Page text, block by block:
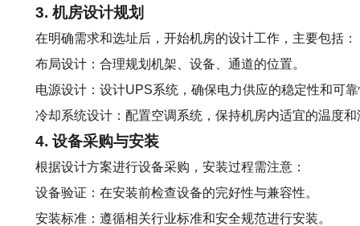
3. 机房设计规划
在明确需求和选址后，开始机房的设计工作，主要包括：
布局设计：合理规划机架、设备、通道的位置。
电源设计：设计UPS系统，确保电力供应的稳定性和可靠
冷却系统设计：配置空调系统，保持机房内适宜的温度和
4. 设备采购与安装
根据设计方案进行设备采购，安装过程需注意：
设备验证：在安装前检查设备的完好性与兼容性。
安装标准：遵循相关行业标准和安全规范进行安装。